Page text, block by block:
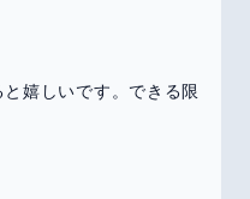
嬉しいです。できる限